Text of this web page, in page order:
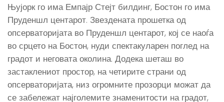
Њујорк го има Емпајр Стејт билдинг, Бостон го има
Пруденшл центарот. Звездената прошетка од
опсерваторијата во Пруденшл центарот, кој се наоѓа
во срцето на Бостон, нуди спектакуларен поглед на
градот и неговата околина. Додека шеташ во
застаклениот простор, на четирите страни од
опсерваторијата, низ огромните прозорци можат да
се забележат најголемите знаменитости на градот,